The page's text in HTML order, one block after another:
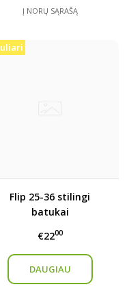
Į NORŲ SĄRAŠĄ
Flip 25-36 stilingi
batukai
€2200
DAUGIAU